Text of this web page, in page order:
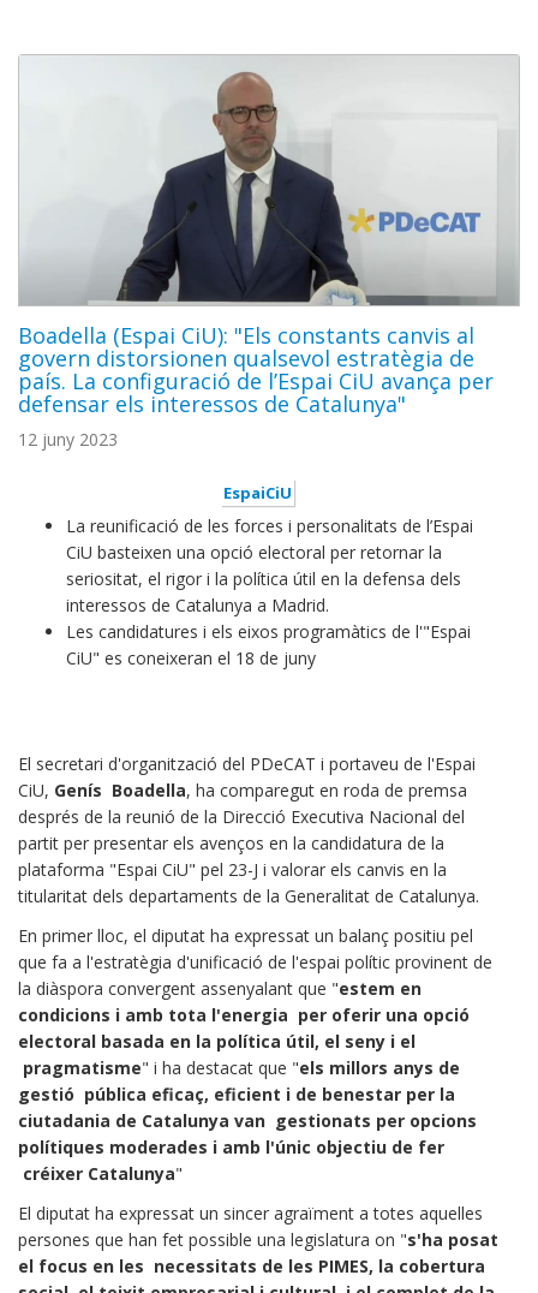
Boadella (Espai CiU): "Els constants canvis al
govern distorsionen qualsevol estratègia de
país. La configuració de l’Espai CiU avança per
defensar els interessos de Catalunya"
12 juny 2023
EspaiCiU
La reunificació de les forces i personalitats de l’Espai
CiU basteixen una opció electoral per retornar la
seriositat, el rigor i la política útil en la defensa dels
interessos de Catalunya a Madrid.
Les candidatures i els eixos programàtics de l'"Espai
CiU" es coneixeran el 18 de juny
El secretari d'organització del PDeCAT i portaveu de l'Espai
CiU, Genís Boadella, ha comparegut en roda de premsa
després de la reunió de la Direcció Executiva Nacional del
partit per presentar els avenços en la candidatura de la
plataforma "Espai CiU" pel 23-J i valorar els canvis en la
titularitat dels departaments de la Generalitat de Catalunya.
En primer lloc, el diputat ha expressat un balanç positiu pel
que fa a l'estratègia d'unificació de l'espai polític provinent de
la diàspora convergent assenyalant que "estem en
condicions i amb tota l'energia per oferir una opció
electoral basada en la política útil, el seny i el
pragmatisme" i ha destacat que "els millors anys de
gestió pública eficaç, eficient i de benestar per la
ciutadania de Catalunya van gestionats per opcions
polítiques moderades i amb l'únic objectiu de fer
créixer Catalunya"
El diputat ha expressat un sincer agraïment a totes aquelles
persones que han fet possible una legislatura on "s'ha posat
el focus en les necessitats de les PIMES, la cobertura